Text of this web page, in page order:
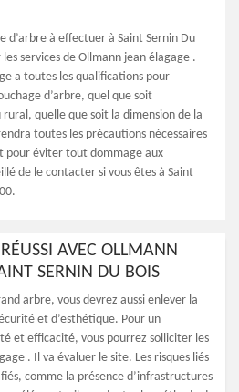
d’arbre à effectuer à Saint Sernin Du
services de Ollmann jean élagage .
a toutes les qualifications pour
d’arbre, quel que soit
quelle que soit la dimension de la
toutes les précautions nécessaires
pour éviter tout dommage aux
de le contacter si vous êtes à Saint
AVEC OLLMANN
SERNIN DU BOIS
arbre, vous devrez aussi enlever la
et d’esthétique. Pour un
et efficacité, vous pourrez solliciter les
. Il va évaluer le site. Les risques liés
comme la présence d’infrastructures